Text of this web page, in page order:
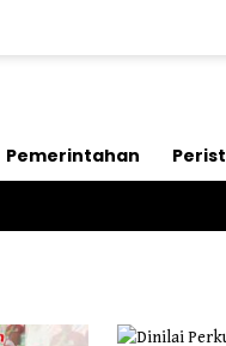
Pemerintahan